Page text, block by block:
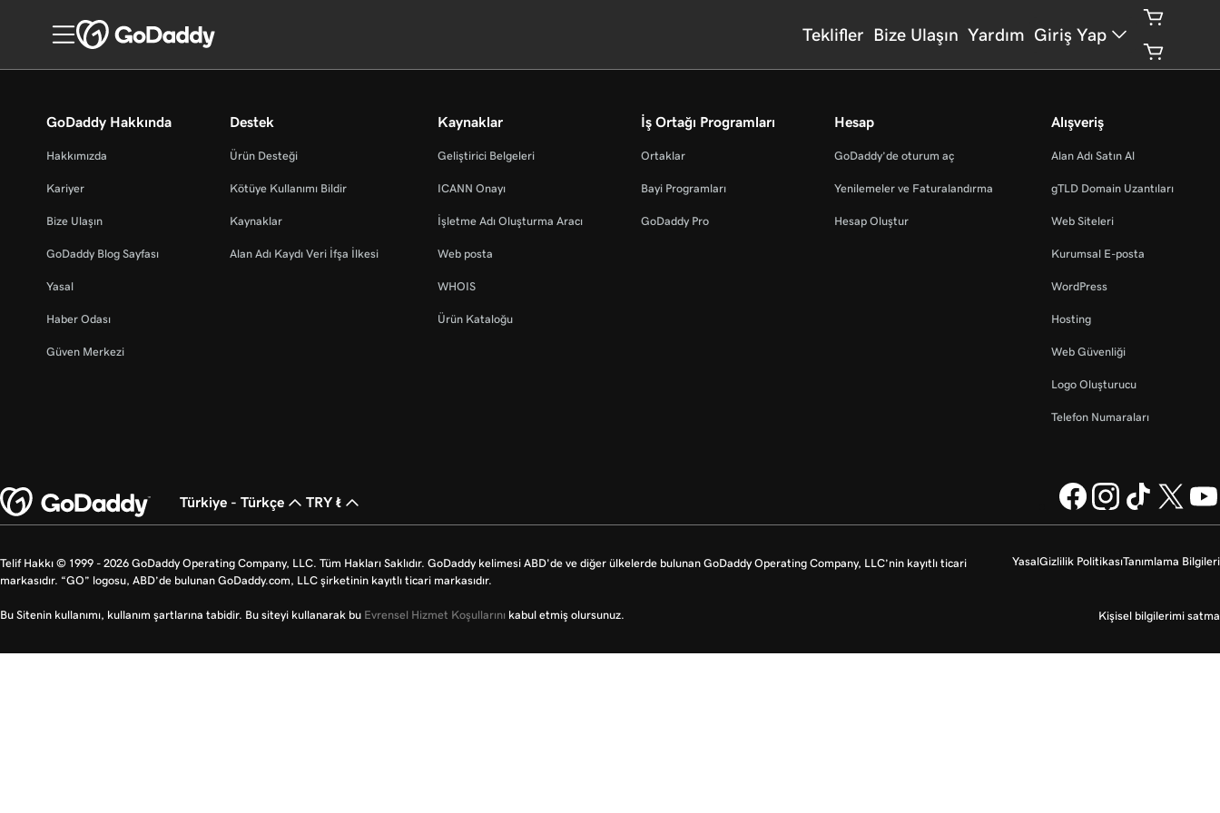
Teklifler Bize Ulaşın Yardım Giriş Yap
GoDaddy Hakkında
Hakkımızda
Kariyer
Bize Ulaşın
GoDaddy Blog Sayfası
Yasal
Haber Odası
Güven Merkezi
Destek
Ürün Desteği
Kötüye Kullanımı Bildir
Kaynaklar
Alan Adı Kaydı Veri İfşa İlkesi
Kaynaklar
Geliştirici Belgeleri
ICANN Onayı
İşletme Adı Oluşturma Aracı
Web posta
WHOIS
Ürün Kataloğu
İş Ortağı Programları
Ortaklar
Bayi Programları
GoDaddy Pro
Hesap
GoDaddy’de oturum aç
Yenilemeler ve Faturalandırma
Hesap Oluştur
Alışveriş
Alan Adı Satın Al
gTLD Domain Uzantıları
Web Siteleri
Kurumsal E-posta
WordPress
Hosting
Web Güvenliği
Logo Oluşturucu
Telefon Numaraları
Türkiye - Türkçe TRY ₺
YasalGizlilik PolitikasıTanımlama Bilgileri
Kişisel bilgilerimi satma
Telif Hakkı © 1999 - 2026 GoDaddy Operating Company, LLC. Tüm Hakları Saklıdır. GoDaddy kelimesi ABD'de ve diğer ülkelerde bulunan GoDaddy Operating Company, LLC’nin kayıtlı ticari
markasıdır. “GO” logosu, ABD’de bulunan GoDaddy.com, LLC şirketinin kayıtlı ticari markasıdır.
Bu Sitenin kullanımı, kullanım şartlarına tabidir. Bu siteyi kullanarak bu Evrensel Hizmet Koşullarını kabul etmiş olursunuz.